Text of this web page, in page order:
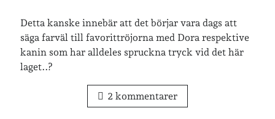
Skriva släkt stockholm te
teater tågsemester utflykter
viktiga händelser
Detta kanske innebär att det börjar vara dags att
säga farväl till favorittröjorna med Dora respektive
kanin som har alldeles spruckna tryck vid det här
laget..?
2 kommentarer